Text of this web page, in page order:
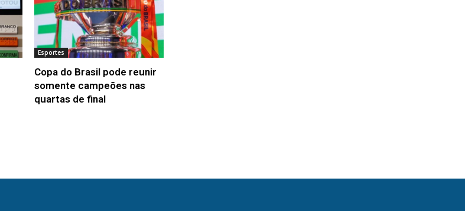
Esportes
Copa do Brasil pode reunir
somente campeões nas
quartas de final